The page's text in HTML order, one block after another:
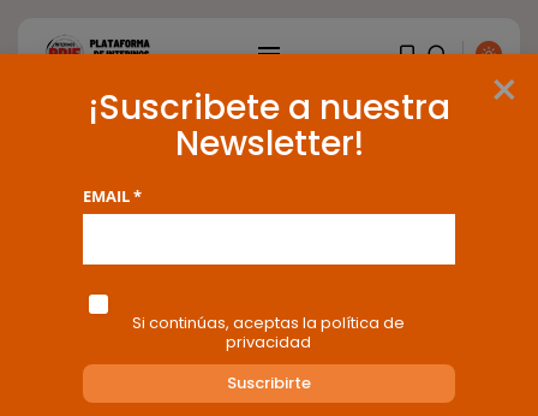
ENTRADAS RECIENTES
OPINIÓN
Interinos: Europa mueve pieza,
los jueces...
PORRAMÓN J. 06/08/2026
Tag: Conservatorio
1 results found
×
¡Suscribete a nuestra
Newsletter!
EMAIL *
Si continúas, aceptas la política de
privacidad